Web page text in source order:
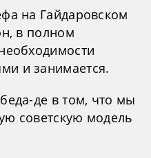
на Гайдаровском
в полном
и занимается.
де в том, что мы
советскую модель